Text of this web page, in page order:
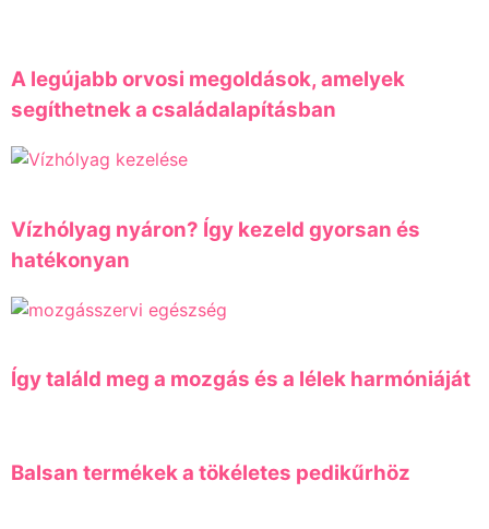
A legújabb orvosi megoldások, amelyek
segíthetnek a családalapításban
Vízhólyag nyáron? Így kezeld gyorsan és
hatékonyan
Így találd meg a mozgás és a lélek harmóniáját
Balsan termékek a tökéletes pedikűrhöz